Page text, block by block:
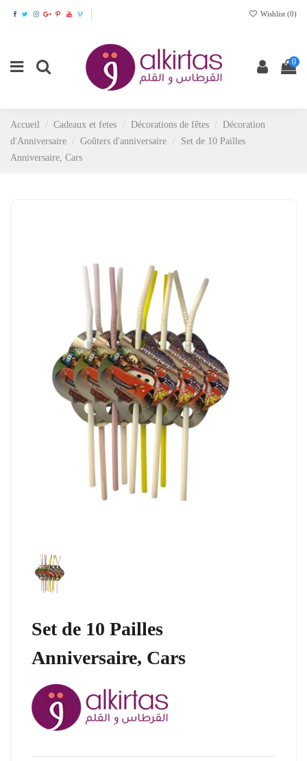
Wishlist (0)
0
Accueil Cadeaux et fetes Décorations de fêtes
Décoration
d'Anniversaire
Goûters d'anniversaire
Set de 10 Pailles
Anniversaire, Cars
Set de 10 Pailles
Anniversaire, Cars